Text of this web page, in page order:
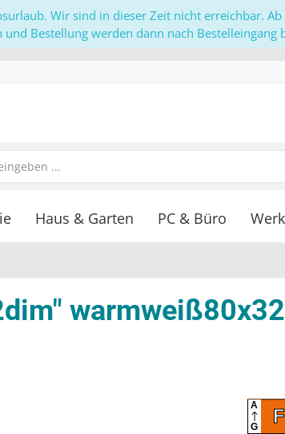
Wir sind in dieser Zeit nicht erreichbar.
und Bestellung werden dann nach Bestelleingang
Haus & Garten PC & Büro
F
A
G